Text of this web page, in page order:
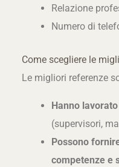
Relazione
Numero di
Come scegliere le
Le migliori referenze
Hanno
(supervisori,
Possono
competenze e